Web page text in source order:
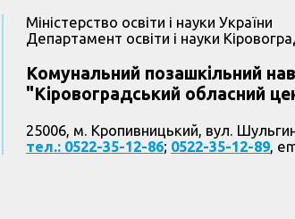
Міністерство освіти і науки України
Департамент освіти і науки
Комунальний позашкільний
"Кіровоградський обласний
25006, м. Кропивницький, вул.
тел.: 0522-35-12-86; 0522-35-12-89,